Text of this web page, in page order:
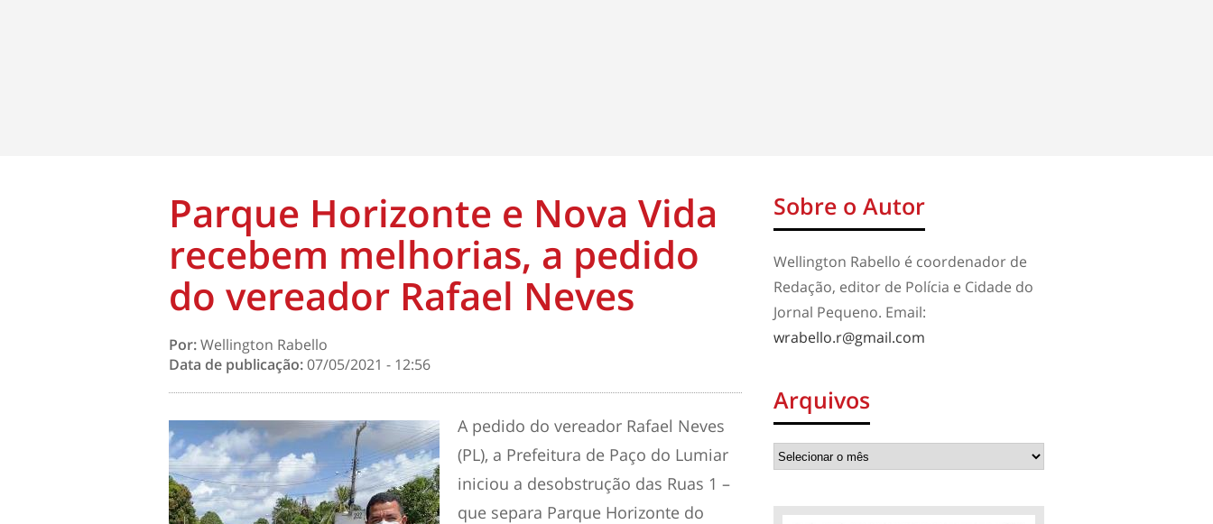
Parque Horizonte e Nova Vida
recebem melhorias, a pedido
do vereador Rafael Neves
Por:Wellington Rabello
Data de publicação:07/05/2021 - 12:56
A pedido do vereador Rafael Neves
(PL), a Prefeitura de Paço do Lumiar
iniciou a desobstrução das Ruas 1 –
que separa Parque Horizonte do
Sobre o Autor
Wellington Rabello é coordenador de
Redação, editor de Polícia e Cidade do
Jornal Pequeno. Email:
wrabello.r@gmail.com
Arquivos